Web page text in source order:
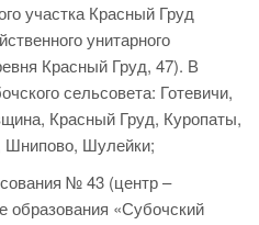
участка Красный Груд
унитарного
Красный Груд, 47). В
сельсовета: Готевичи,
Красный Груд, Куропаты,
Шнипово, Шулейки;
№ 43 (центр –
образования «Субочский